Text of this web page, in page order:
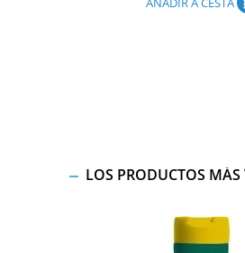
LOS PRODUCTOS